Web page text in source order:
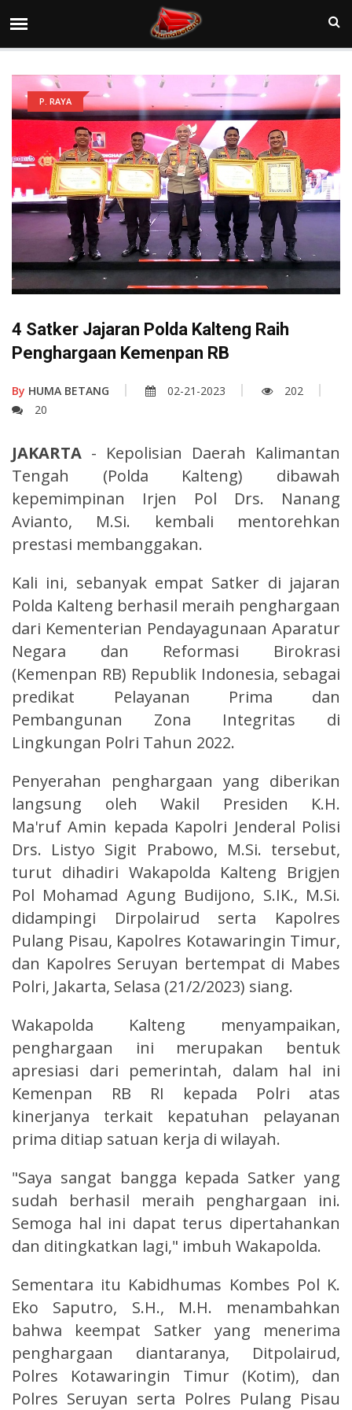
P. RAYA
4 Satker Jajaran Polda Kalteng Raih
Penghargaan Kemenpan RB
By HUMA BETANG 02-21-2023
202
20
JAKARTA - Kepolisian Daerah Kalimantan
Tengah (Polda Kalteng) dibawah
kepemimpinan Irjen Pol Drs. Nanang
Avianto, M.Si. kembali mentorehkan
prestasi membanggakan.
Kali ini, sebanyak empat Satker di jajaran
Polda Kalteng berhasil meraih penghargaan
dari Kementerian Pendayagunaan Aparatur
Negara dan Reformasi Birokrasi
(Kemenpan RB) Republik Indonesia, sebagai
predikat Pelayanan Prima dan
Pembangunan Zona Integritas di
Lingkungan Polri Tahun 2022.
Penyerahan penghargaan yang diberikan
langsung oleh Wakil Presiden K.H.
Ma'ruf Amin kepada Kapolri Jenderal Polisi
Drs. Listyo Sigit Prabowo, M.Si. tersebut,
turut dihadiri Wakapolda Kalteng Brigjen
Pol Mohamad Agung Budijono, S.IK., M.Si.
didampingi Dirpolairud serta Kapolres
Pulang Pisau, Kapolres Kotawaringin Timur,
dan Kapolres Seruyan bertempat di Mabes
Polri, Jakarta, Selasa (21/2/2023) siang.
Wakapolda Kalteng menyampaikan,
penghargaan ini merupakan bentuk
apresiasi dari pemerintah, dalam hal ini
Kemenpan RB RI kepada Polri atas
kinerjanya terkait kepatuhan pelayanan
prima ditiap satuan kerja di wilayah.
"Saya sangat bangga kepada Satker yang
sudah berhasil meraih penghargaan ini.
Semoga hal ini dapat terus dipertahankan
dan ditingkatkan lagi," imbuh Wakapolda.
Sementara itu Kabidhumas Kombes Pol K.
Eko Saputro, S.H., M.H. menambahkan
bahwa keempat Satker yang menerima
penghargaan diantaranya, Ditpolairud,
Polres Kotawaringin Timur (Kotim), dan
Polres Seruyan serta Polres Pulang Pisau